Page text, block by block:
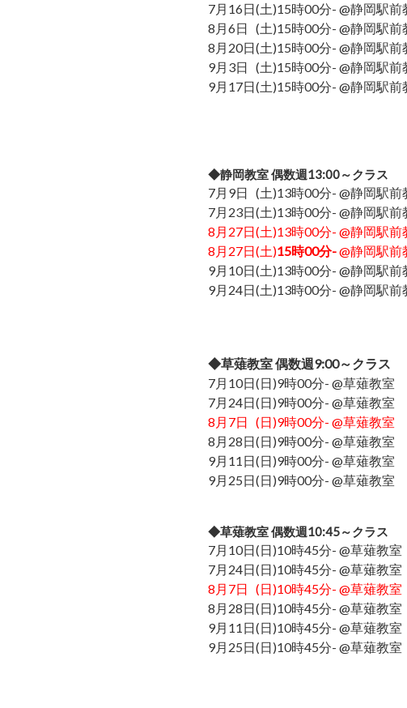
7月16日(土)15時00分- @静岡駅前
8月6日 (土)15時00分- @静岡駅前
8月20日(土)15時00分- @静岡駅前
9月3日 (土)15時00分- @静岡駅前
9月17日(土)15時00分- @静岡駅前
◆静岡教室 偶数週13:00～クラス
7月9日 (土)13時00分- @静岡駅前
7月23日(土)13時00分- @静岡駅前
8月27日(土)13時00分- @静岡駅前
8月27日(土)15時00分-@静岡駅前
9月10日(土)13時00分- @静岡駅前
9月24日(土)13時00分- @静岡駅前
◆草薙教室 偶数週9:00～クラス
7月10日(日)9時00分- @草薙教室
7月24日(日)9時00分- @草薙教室
8月7日 (日)9時00分- @草薙教室
8月28日(日)9時00分- @草薙教室
9月11日(日)9時00分- @草薙教室
9月25日(日)9時00分- @草薙教室
◆草薙教室 偶数週10:45～クラス
7月10日(日)10時45分- @草薙教室
7月24日(日)10時45分- @草薙教室
8月7日 (日)10時45分- @草薙教室
8月28日(日)10時45分- @草薙教室
9月11日(日)10時45分- @草薙教室
9月25日(日)10時45分- @草薙教室